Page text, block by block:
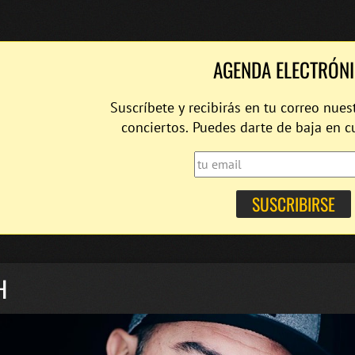
AGENDA
Suscríbete y recibirás en tu correo
conciertos. Puedes darte de baja en